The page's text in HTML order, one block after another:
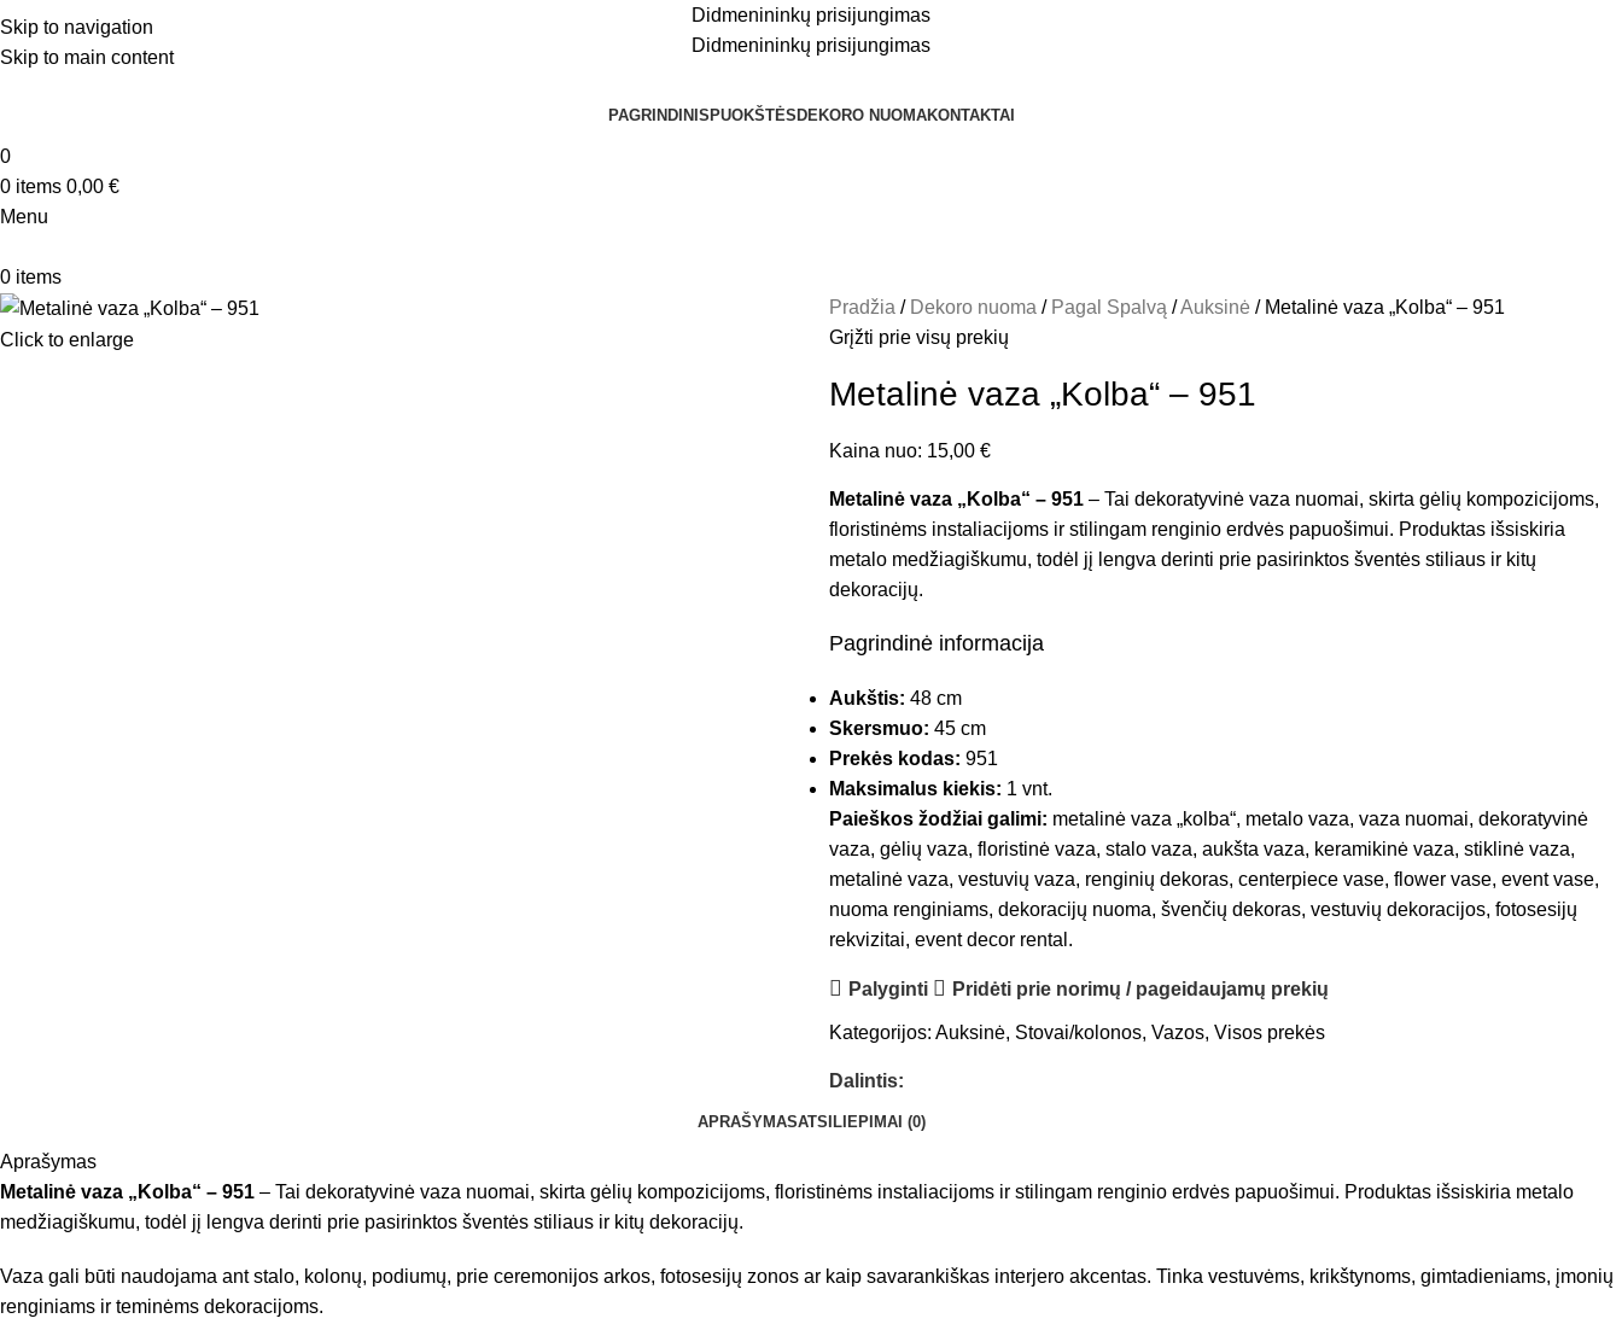
Skip to navigation
Skip to main content
Didmenininkų prisijungimas
Didmenininkų prisijungimas
PAGRINDINIS PUOKŠTĖS DEKORO NUOMAKONTAKTAI
0
0 items 0,00 €
Menu
0 items
Click to enlarge
Pradžia Dekoro nuoma Pagal Spalvą Auksinė
Metalinė vaza „Kolba“ – 951
Grįžti prie visų prekių
Metalinė vaza „Kolba“ – 951
Kaina nuo: 15,00 €
Metalinė vaza „Kolba“ – 951 – Tai dekoratyvinė vaza nuomai, skirta gėlių kompozicijoms,
floristinėms instaliacijoms ir stilingam renginio erdvės papuošimui. Produktas išsiskiria
metalo medžiagiškumu, todėl jį lengva derinti prie pasirinktos šventės stiliaus ir kitų
dekoracijų.
Pagrindinė informacija
Aukštis: 48 cm
Skersmuo: 45 cm
Prekės kodas: 951
Maksimalus kiekis: 1 vnt.
Paieškos žodžiai galimi: metalinė vaza „kolba“, metalo vaza, vaza nuomai, dekoratyvinė
vaza, gėlių vaza, floristinė vaza, stalo vaza, aukšta vaza, keramikinė vaza, stiklinė vaza,
metalinė vaza, vestuvių vaza, renginių dekoras, centerpiece vase, flower vase, event vase,
nuoma renginiams, dekoracijų nuoma, švenčių dekoras, vestuvių dekoracijos, fotosesijų
rekvizitai, event decor rental.
Palyginti Pridėti prie norimų / pageidaujamų prekių
Kategorijos: Auksinė, Stovai/kolonos, Vazos, Visos prekės
Dalintis:
APRAŠYMASATSILIEPIMAI (0)
Aprašymas
Metalinė vaza „Kolba“ – 951 – Tai dekoratyvinė vaza nuomai, skirta gėlių kompozicijoms, floristinėms instaliacijoms ir stilingam renginio erdvės papuošimui. Produktas išsiskiria metalo
medžiagiškumu, todėl jį lengva derinti prie pasirinktos šventės stiliaus ir kitų dekoracijų.
Vaza gali būti naudojama ant stalo, kolonų, podiumų, prie ceremonijos arkos, fotosesijų zonos ar kaip savarankiškas interjero akcentas. Tinka vestuvėms, krikštynoms, gimtadieniams, įmonių
renginiams ir teminėms dekoracijoms.